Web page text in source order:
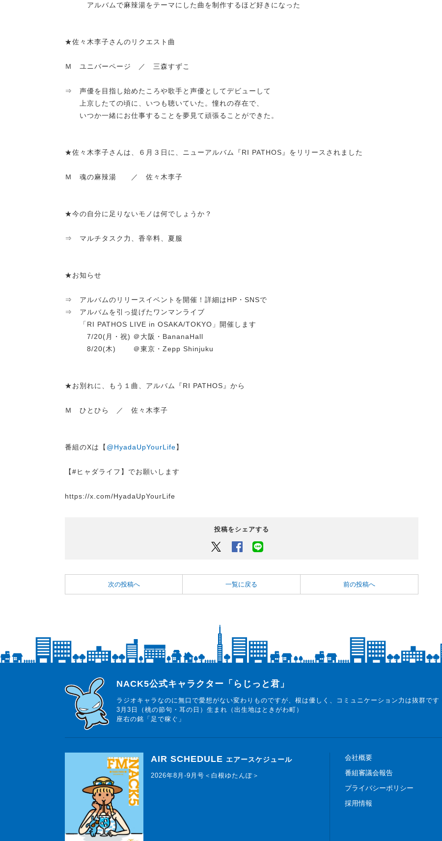
アルバムで麻辣湯をテーマにした曲を制作するほど好きになった
★佐々木李子さんのリクエスト曲
Ｍ ユニバーページ ／ 三森すずこ
⇒ 声優を目指し始めたころや歌手と声優としてデビューして
上京したての頃に、いつも聴いていた。憧れの存在で、
いつか一緒にお仕事することを夢見て頑張ることができた。
★佐々木李子さんは、６月３日に、ニューアルバム『RI PATHOS』をリリースされました
Ｍ 魂の麻辣湯 ／ 佐々木李子
★今の自分に足りないモノは何でしょうか？
⇒ マルチタスク力、香辛料、夏服
★お知らせ
⇒ アルバムのリリースイベントを開催！詳細はHP・SNSで
⇒ アルバムを引っ提げたワンマンライブ
「RI PATHOS LIVE in OSAKA/TOKYO」開催します
7/20(月・祝) ＠大阪・BananaHall
8/20(木) ＠東京・Zepp Shinjuku
★お別れに、もう１曲、アルバム『RI PATHOS』から
Ｍ ひとひら ／ 佐々木李子
番組のXは【 @HyadaUpYourLife】
【#ヒャダライフ】でお願いします
https://x.com/HyadaUpYourLife
投稿をシェアする
Twitter Facebook
次の投稿へ 一覧に戻る 前の投稿へ
らじっと君
NACK5公式キャラクター「らじっと君」
ラジオキャラなのに無口で愛想がない変わりものですが、根は優しく、コミュニケーション力は抜群です
3月3日（桃の節句・耳の日）生まれ（出生地はときがわ町）
座右の銘「足で稼ぐ」
AIR SCHEDULE エアースケジュール
2026年8月-9月号＜白根ゆたんぽ＞
会社概要
番組審議会報告
プライバシーポリシー
採用情報